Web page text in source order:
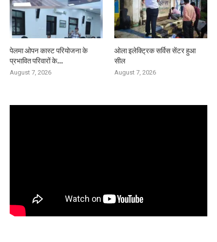
पेलमा ओपन कास्ट परियोजना के
प्रभावित परिवारों के...
August 7, 2026
ओला इलेक्ट्रिक सर्विस सेंटर हुआ
सील
August 7, 2026